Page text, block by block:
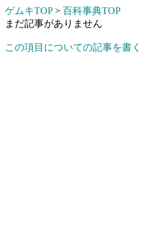
ゲムキTOP> 百科事典TOP
まだ記事がありません
この項目についての記事を書く